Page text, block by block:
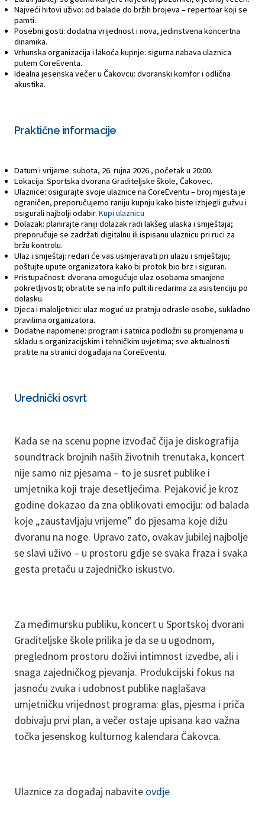
Najveći hitovi uživo: od balade do bržih brojeva – repertoar koji se
pamti.
Posebni gosti: dodatna vrijednost i nova, jedinstvena koncertna
dinamika.
Vrhunska organizacija i lakoća kupnje: sigurna nabava ulaznica
putem CoreEventa.
Idealna jesenska večer u Čakovcu: dvoranski komfor i odlična
akustika.
Praktične informacije
Datum i vrijeme: subota, 26. rujna 2026., početak u 20:00.
Lokacija: Sportska dvorana Graditeljske škole, Čakovec.
Ulaznice: osigurajte svoje ulaznice na CoreEventu – broj mjesta je
ograničen, preporučujemo raniju kupnju kako biste izbjegli gužvu i
osigurali najbolji odabir. Kupi ulaznicu
Dolazak: planirajte raniji dolazak radi lakšeg ulaska i smještaja;
preporučuje se zadržati digitalnu ili ispisanu ulaznicu pri ruci za
bržu kontrolu.
Ulaz i smještaj: redari će vas usmjeravati pri ulazu i smještaju;
poštujte upute organizatora kako bi protok bio brz i siguran.
Pristupačnost: dvorana omogućuje ulaz osobama smanjene
pokretljivosti; obratite se na info pult ili redarima za asistenciju po
dolasku.
Djeca i maloljetnici: ulaz moguć uz pratnju odrasle osobe, sukladno
pravilima organizatora.
Dodatne napomene: program i satnica podložni su promjenama u
skladu s organizacijskim i tehničkim uvjetima; sve aktualnosti
pratite na stranici događaja na CoreEventu.
Urednički osvrt
Kada se na scenu popne izvođač čija je diskografija
soundtrack brojnih naših životnih trenutaka, koncert
nije samo niz pjesama – to je susret publike i
umjetnika koji traje desetljećima. Pejaković je kroz
godine dokazao da zna oblikovati emociju: od balada
koje „zaustavljaju vrijeme” do pjesama koje dižu
dvoranu na noge. Upravo zato, ovakav jubilej najbolje
se slavi uživo – u prostoru gdje se svaka fraza i svaka
gesta pretaču u zajedničko iskustvo.
Za međimursku publiku, koncert u Sportskoj dvorani
Graditeljske škole prilika je da se u ugodnom,
preglednom prostoru doživi intimnost izvedbe, ali i
snaga zajedničkog pjevanja. Produkcijski fokus na
jasnoću zvuka i udobnost publike naglašava
umjetničku vrijednost programa: glas, pjesma i priča
dobivaju prvi plan, a večer ostaje upisana kao važna
točka jesenskog kulturnog kalendara Čakovca.
Ulaznice za događaj nabavite ovdje